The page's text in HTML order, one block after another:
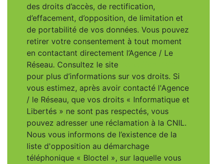
des droits d’accès, de rectification,
d’effacement, d’opposition, de limitation et
de portabilité de vos données. Vous pouvez
retirer votre consentement à tout moment
en contactant directement l’Agence / Le
Réseau. Consultez le site
pour plus d’informations sur vos droits. Si
vous estimez, après avoir contacté l'Agence
/ le Réseau, que vos droits « Informatique et
Libertés » ne sont pas respectés, vous
pouvez adresser une réclamation à la CNIL.
Nous vous informons de l’existence de la
liste d'opposition au démarchage
téléphonique « Bloctel », sur laquelle vous